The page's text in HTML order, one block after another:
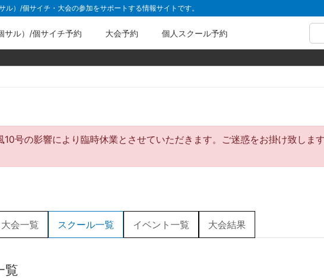
）/個サイチ・大会の参加をサポートする情報サイトです。
サル）/個サイチ予約 大会予約 個人スクール予約
号の影響により臨時休業とさせていただきます。ご迷惑をお掛け致しま
大会一覧 スクール一覧 イベント一覧 大会結果
覧